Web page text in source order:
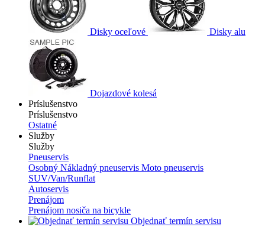
Disky oceľové Disky alu
Dojazdové kolesá
Príslušenstvo
Príslušenstvo
Ostatné
Služby
Služby
Pneuservis
Osobný Nákladný pneuservis Moto pneuservis
SUV/Van/Runflat
Autoservis
Prenájom
Prenájom nosiča na bicykle
Objednať termín servisu